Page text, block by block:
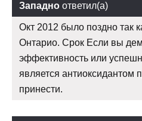
Западно ответил(а)
Окт 2012 было поздно так
Онтарио. Срок Если вы
эффективность или
является антиоксидантом
принести.